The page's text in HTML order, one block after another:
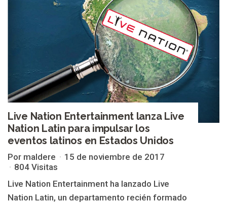
Live Nation Entertainment lanza Live
Nation Latin para impulsar los
eventos latinos en Estados Unidos
Por maldere
15 de noviembre de 2017
804 Visitas
Live Nation Entertainment ha lanzado Live
Nation Latin, un departamento recién formado